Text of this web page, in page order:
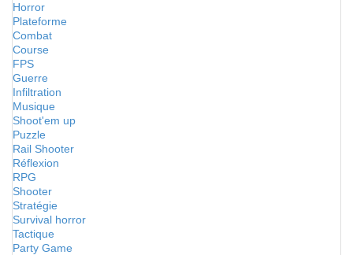
Horror
Plateforme
Combat
Course
FPS
Guerre
Infiltration
Musique
Shoot'em up
Puzzle
Rail Shooter
Réflexion
RPG
Shooter
Stratégie
Survival horror
Tactique
Party Game